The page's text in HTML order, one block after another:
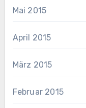
Mai 2015
April 2015
März 2015
Februar 2015